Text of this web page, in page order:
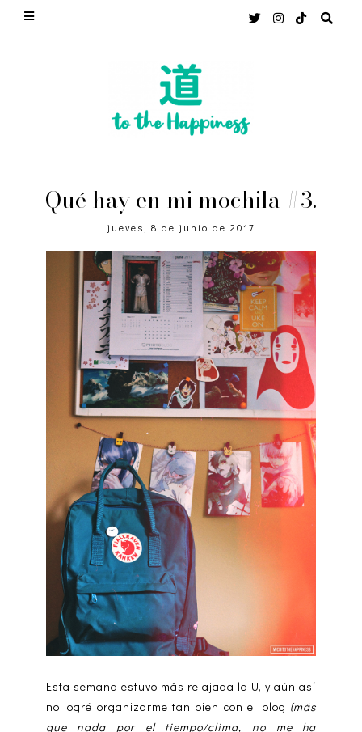
Qué hay en mi mochila #3.
jueves, 8 de junio de 2017
Esta semana estuvo más relajada la U, y aún así
no logré organizarme tan bien con el blog (más
que nada por el tiempo/clima, no me ha